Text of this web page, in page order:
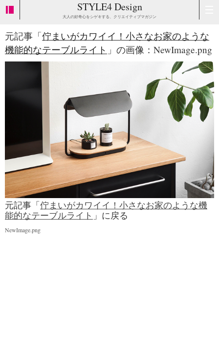
STYLE4 Design
大人の好奇心をシゲキする、クリエイティブマガジン
元記事「佇まいがカワイイ！小さなお家のような
機能的なテーブルライト 」の画像：NewImage.png
元記事「佇まいがカワイイ！小さなお家のような機
能的なテーブルライト 」に戻る
NewImage.png